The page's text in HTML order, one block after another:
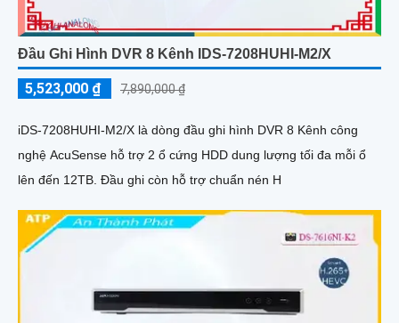
Đầu Ghi Hình DVR 8 Kênh IDS-7208HUHI-M2/X
5,523,000 ₫ 7,890,000 ₫
iDS-7208HUHI-M2/X là dòng đầu ghi hình DVR 8 Kênh công
nghệ AcuSense hỗ trợ 2 ổ cứng HDD dung lượng tối đa mỗi ổ
lên đến 12TB. Đầu ghi còn hỗ trợ chuẩn nén H